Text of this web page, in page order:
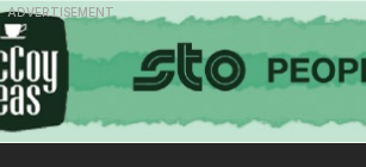
ADVERTISEMENT